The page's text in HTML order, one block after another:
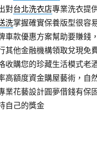
對台北洗衣店專業洗衣提
洗掌握確實保養版型很容
車款優惠方案幫助要賺錢
其他金融機構領取兌現免
收購您的珍藏生活模式老
高額度資金購屋藝術，自
業花藝設計圓夢借錢有保
自己的獎金